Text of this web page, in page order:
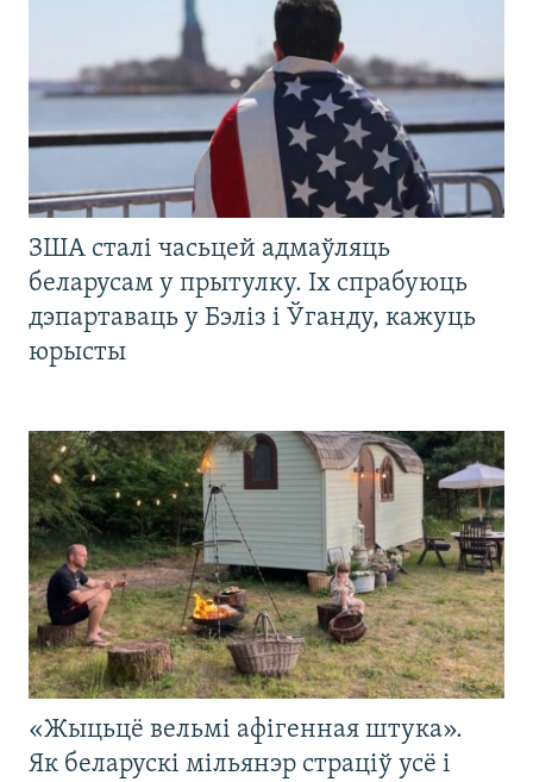
ЗША сталі часьцей адмаўляць
беларусам у прытулку. Іх спрабуюць
дэпартаваць у Бэліз і Ўганду, кажуць
юрысты
«Жыцьцё вельмі афігенная штука».
Як беларускі мільянэр страціў усё і